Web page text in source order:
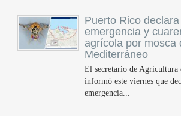
Puerto Rico declara
emergencia y
agrícola por mosca
Mediterráneo
El secretario de Agricultura
informó este viernes que
emergencia...